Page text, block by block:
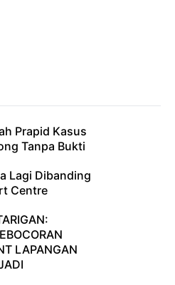
Prapid Kasus
Tanpa Bukti
Lagi Dibanding
Centre
LAPANGAN